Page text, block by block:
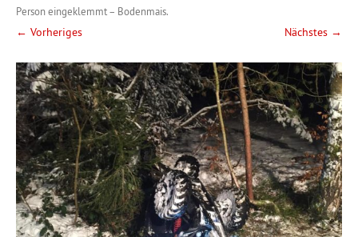
Person eingeklemmt – Bodenmais.
← Vorheriges Nächstes →